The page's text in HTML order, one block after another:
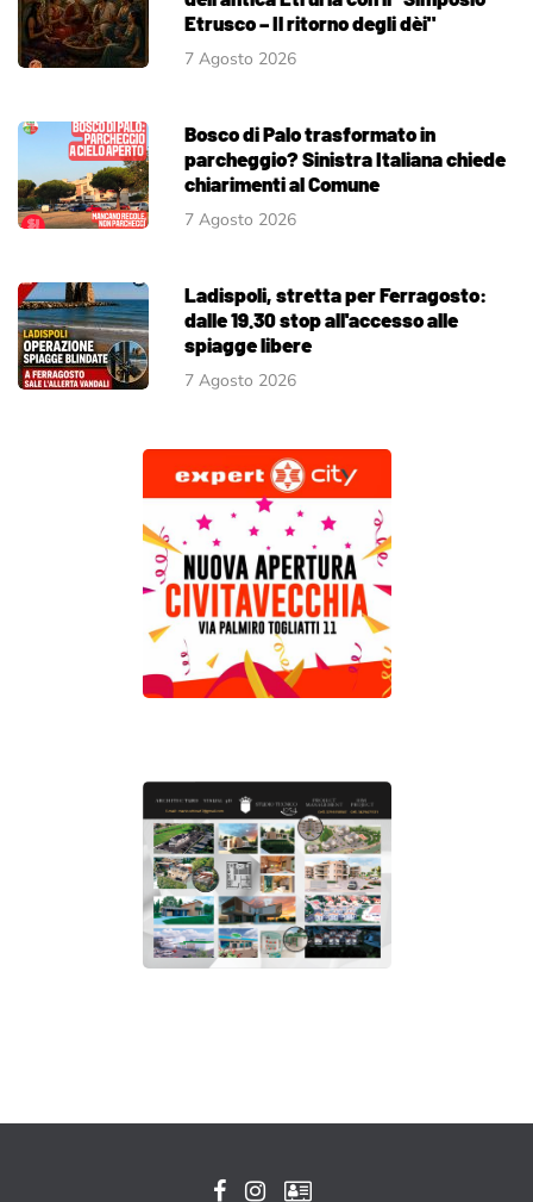
Etrusco – Il ritorno degli dèi"
7 Agosto 2026
Bosco di Palo trasformato in
parcheggio? Sinistra Italiana chiede
chiarimenti al Comune
7 Agosto 2026
Ladispoli, stretta per Ferragosto:
dalle 19.30 stop all'accesso alle
spiagge libere
7 Agosto 2026